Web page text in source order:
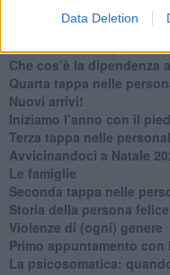
Data Deletion
Ma ti ascolti?
Contornati di persone
Che cos’è la dipendenza
Quarta tappa nelle
​Nuovi arrivi!
​Iniziamo l’anno con il
​Terza tappa nelle
​Avvicinandoci a Natale
Le famiglie
Seconda tappa nelle
​Storia della persona felice
Violenze di (ogni) genere
​Primo appuntamento
La psicosomatica: